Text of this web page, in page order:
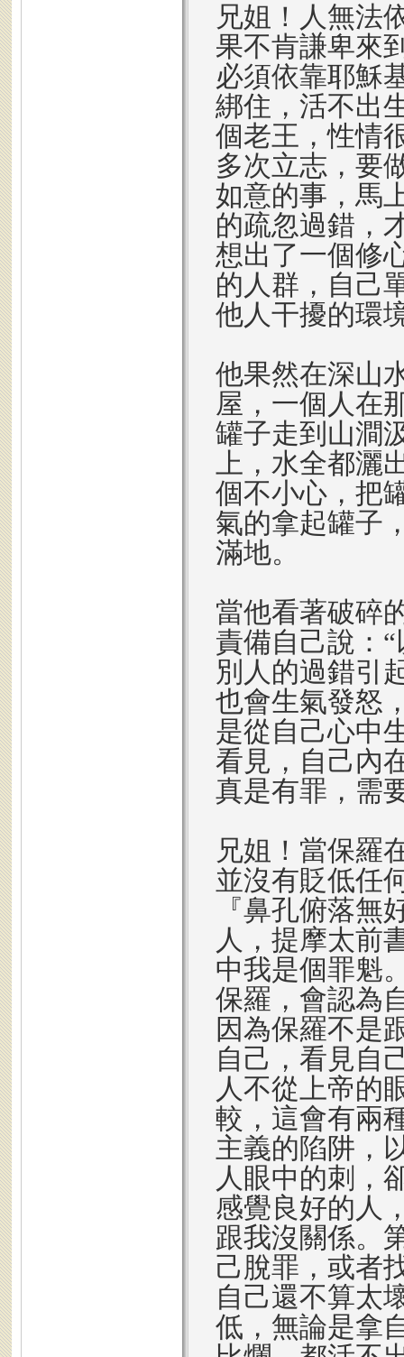
兄姐！人無法
果不肯謙卑來
必須依靠耶穌
綁住，活不出
個老王，性情
多次立志，要
如意的事，馬
的疏忽過錯，
想出了一個修
的人群，自己
他人干擾的環
他果然在深山
屋，一個人在
罐子走到山澗
上，水全都灑
個不小心，把
氣的拿起罐子
滿地。
當他看著破碎
責備自己說：
別人的過錯引
也會生氣發怒
是從自己心中
看見，自己內
真是有罪，需
兄姐！當保羅
並沒有貶低任
『鼻孔俯落無
人，提摩太前
中我是個罪魁
保羅，會認為
因為保羅不是
自己，看見自
人不從上帝的
較，這會有兩
主義的陷阱，
人眼中的刺，
感覺良好的人
跟我沒關係。
己脫罪，或者
自己還不算太
低，無論是拿